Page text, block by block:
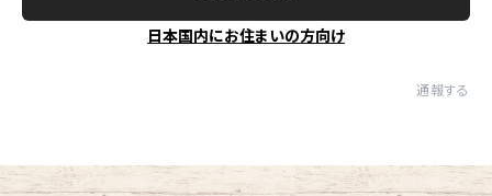
日本国内にお住まいの方向け
通報する